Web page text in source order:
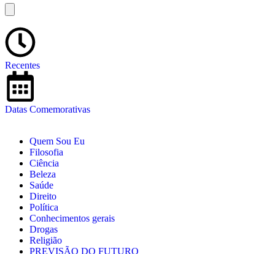
Recentes
Datas Comemorativas
Quem Sou Eu
Filosofia
Ciência
Beleza
Saúde
Direito
Política
Conhecimentos gerais
Drogas
Religião
PREVISÃO DO FUTURO